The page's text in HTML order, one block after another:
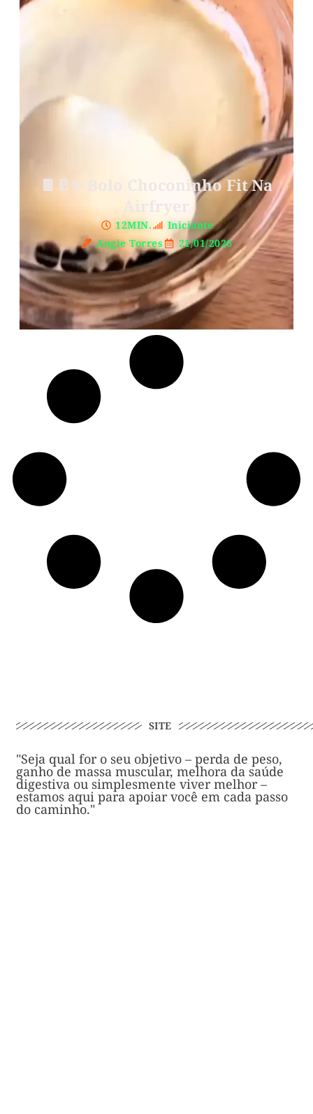
🍫🥛✨ Bolo Choconinho Fit Na
12MIN.
Iniciante
Angie Torres
21/01/2026
SITE
"Seja qual for o seu objetivo – perda de peso,
ganho de massa muscular, melhora da saúde
digestiva ou simplesmente viver melhor –
estamos aqui para apoiar você em cada passo
do caminho."